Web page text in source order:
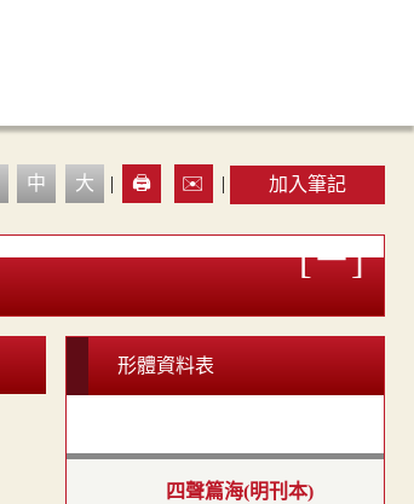
中 大 | 🖨️ ✉️ | 加入筆記
形體資料表
四聲篇海(明刊本)